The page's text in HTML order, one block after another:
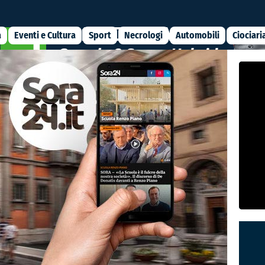
Eventi e Cultura Sport Necrologi Automobili